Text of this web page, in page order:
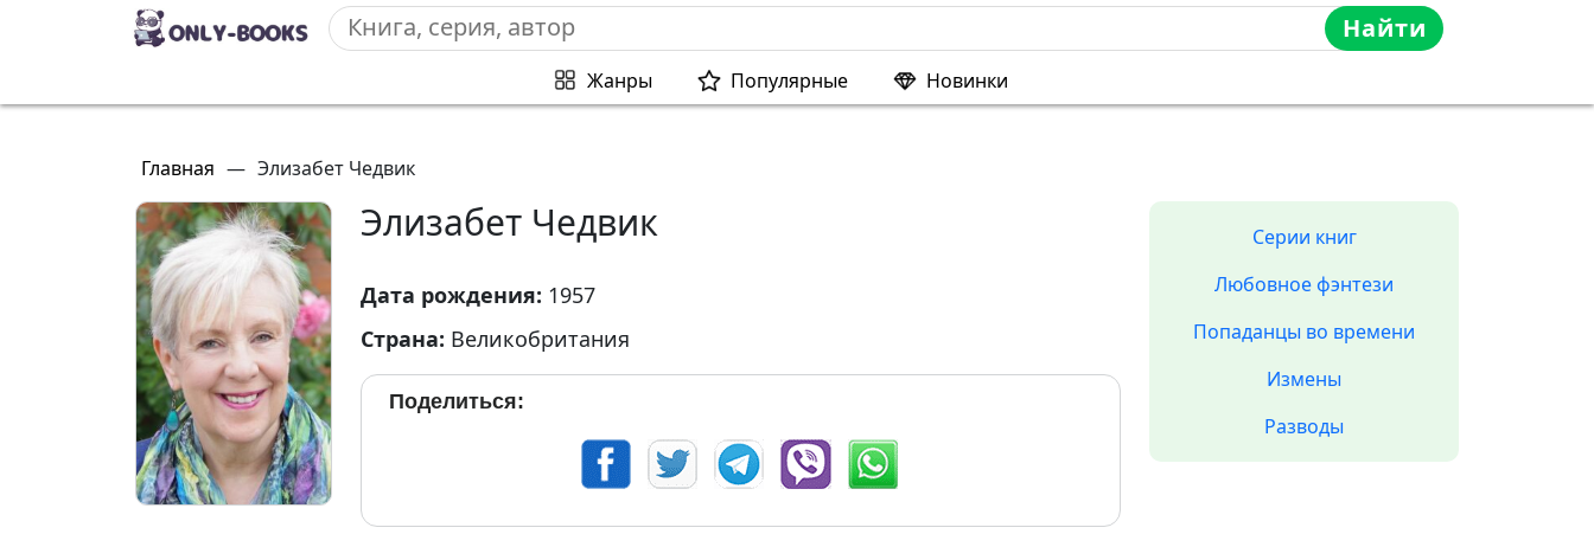
Найти
Жанры Популярные Новинки
Главная — Элизабет Чедвик
Элизабет Чедвик
Дата рождения: 1957
Страна: Великобритания
Поделиться:
Серии книг
Любовное фэнтези
Попаданцы во времени
Измены
Разводы